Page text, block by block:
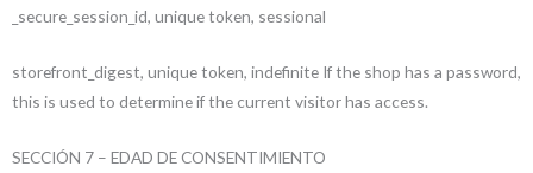
_secure_session_id, unique token, sessional
storefront_digest, unique token, indefinite If the shop has a password,
this is used to determine if the current visitor has access.
SECCIÓN 7 – EDAD DE CONSENTIMIENTO